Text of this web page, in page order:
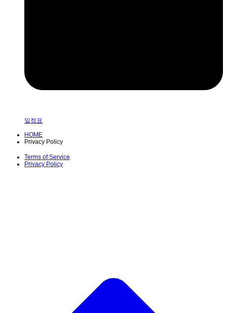
일정표
HOME
Privacy Policy
Terms of Service
Privacy Policy